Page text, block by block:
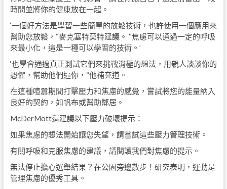
時間並將你的健康放在一起。
‘一個好方法是學習一些簡單的放鬆技術，也許使用一個應用來
幫助您放鬆，“麥克塞特莫特建議。 “焦慮可以通過一定的呼吸
來最小化，這是一種可以學習的技術。’
‘也學會通過真正測試它們來挑戰消極的想法，用親人談談你的
恐懼，幫助他們逼你，“他補充道。
在這種喧囂期間打擊壓力和焦慮的感覺，嘗試將您的能量納入
良好的契約，如帆布或幫助鄰居。
McDerMott還建議以下壓力破壞提示：
如果焦慮的想法開始讓您失望，請嘗試這些壓力管理技術。
有關呼吸和克服焦慮的建議，請閱讀我們對焦慮的提示。
無法停止擔心選舉結果？在公園旁邊散步！研究表明，運動是
管理焦慮的優秀工具。